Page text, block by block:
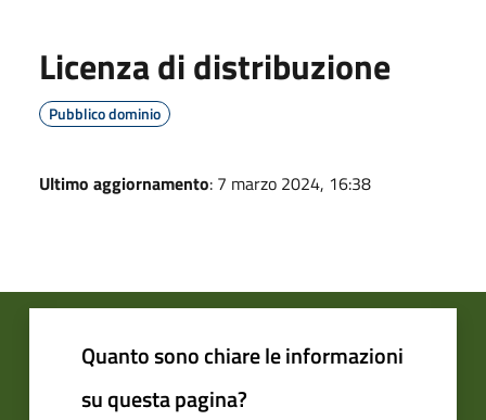
Licenza di distribuzione
Pubblico dominio
Ultimo aggiornamento: 7 marzo 2024, 16:38
Quanto sono chiare le informazioni
su questa pagina?